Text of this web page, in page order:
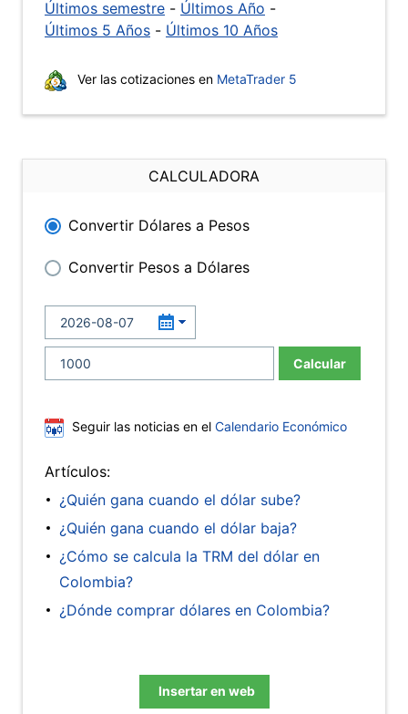
Últimos semestre - Últimos Año -
Últimos 5 Años - Últimos 10 Años
Ver las cotizaciones en MetaTrader 5
CALCULADORA
Convertir Dólares a Pesos
Convertir Pesos a Dólares
Calcular
Seguir las noticias en el Calendario Económico
Artículos:
¿Quién gana cuando el dólar sube?
¿Quién gana cuando el dólar baja?
¿Cómo se calcula la TRM del dólar en
Colombia?
¿Dónde comprar dólares en Colombia?
Insertar en web